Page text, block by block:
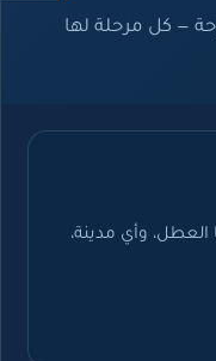
كل مرحلة لها
وأي مدينة،